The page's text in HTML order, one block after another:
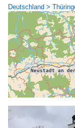
Deutschland >